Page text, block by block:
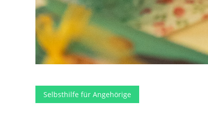
Selbsthilfe für Angehörige